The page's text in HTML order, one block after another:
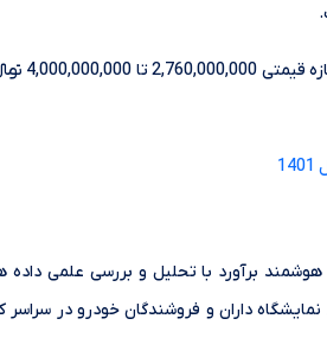
خودرو
برآورد با تحلیل و بررسی علمی داده
داران و فروشندگان خودرو در